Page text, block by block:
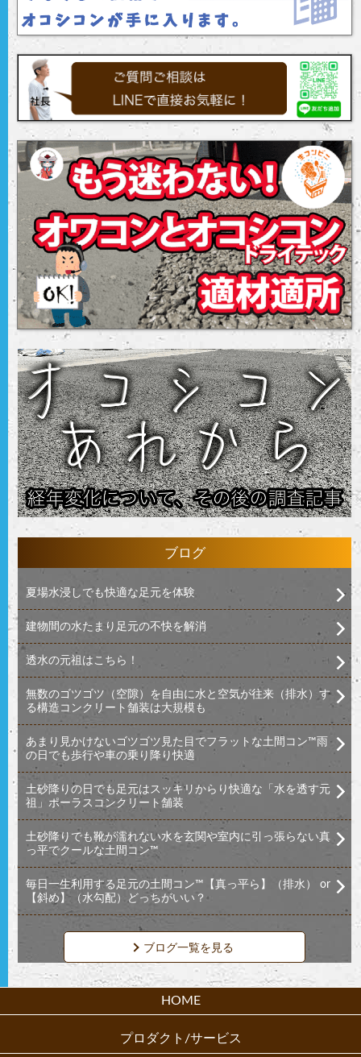
ブログ
夏場水浸しでも快適な足元を体験
建物間の水たまり足元の不快を解消
透水の元祖はこちら！
無数のゴツゴツ（空隙）を自由に水と空気が往来（排水）す
る構造コンクリート舗装は大規模も
あまり見かけないゴツゴツ見た目でフラットな土間コン™︎雨
の日でも歩行や車の乗り降り快適
土砂降りの日でも足元はスッキリからり快適な「水を透す元
祖」ポーラスコンクリート舗装
土砂降りでも靴が濡れない水を玄関や室内に引っ張らない真
っ平でクールな土間コン™︎
毎日一生利用する足元の土間コン™︎【真っ平ら】（排水） or
【斜め】（水勾配）どっちがいい？
ブログ一覧を見る
HOME
プロダクト/サービス